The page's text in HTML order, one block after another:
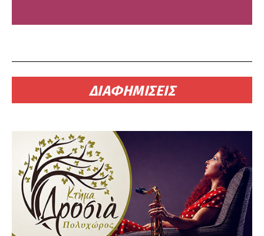
ΔΙΑΦΗΜΙΣΕΙΣ